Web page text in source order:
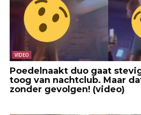
VIDEO
Poedelnaakt duo gaat
toog van nachtclub. Maar
zonder gevolgen! (video)